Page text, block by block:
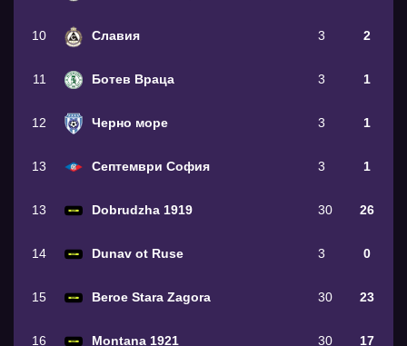
10 Славия 3 2
11 Ботев Враца 3 1
12 Черно море 3 1
13 Септември София 3 1
13 Dobrudzha 1919 30 26
14 Dunav ot Ruse 3 0
15 Beroe Stara Zagora 30 23
16 Montana 1921 30 17